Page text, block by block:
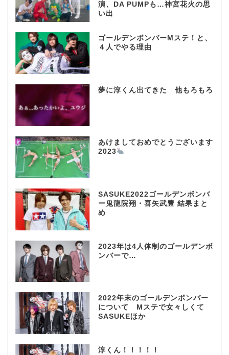
演、DA PUMPも…神宮花火の思
い出
ゴールデンボンバーMステ！と、
４人でやる理由
夢に淳くん出てきた 他もろもろ
あけましておめでとうございます
2023
SASUKE2022ゴールデンボンバ
ー鬼龍院翔・喜矢武豊 結果まと
め
2023年は4人体制のゴールデンボ
ンバーで…
2022年末のゴールデンボンバー
について Mステで女々しくて
SASUKEほか
淳くん！！！！！